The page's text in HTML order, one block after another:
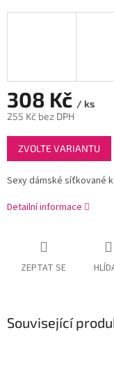
308 Kč / ks
255 Kč bez DPH
Měrná
cena:
ZVOLTE VARIANTU
Sexy dámské síťkované
Detailní informace
ZEPTAT SE
Související